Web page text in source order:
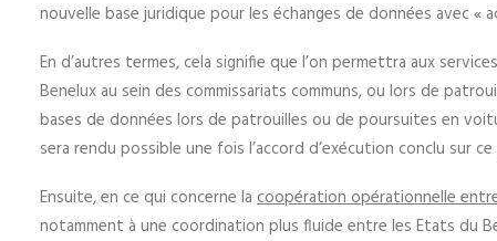
nouvelle base juridique pour les échanges de données avec «
En d’autres termes, cela signifie que l’on permettra aux
Benelux au sein des commissariats communs, ou lors de
bases de données lors de patrouilles ou de poursuites en
sera rendu possible une fois l’accord d’exécution conclu sur
Ensuite, en ce qui concerne la coopération opérationnelle
notamment à une coordination plus fluide entre les Etats du